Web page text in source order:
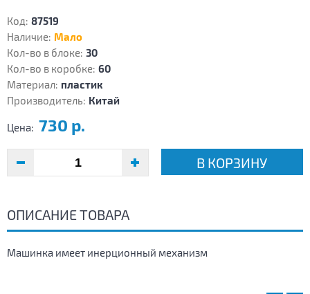
Код: 87519
Наличие: Мало
Кол-во в блоке: 30
Кол-во в коробке: 60
Материал: пластик
Производитель: Китай
Цена: 730 р.
В КОРЗИНУ
ОПИСАНИЕ ТОВАРА
Машинка имеет инерционный механизм